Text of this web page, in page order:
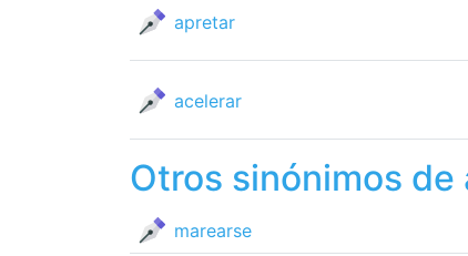
apretar
acelerar
Otros sinónimos de
marearse